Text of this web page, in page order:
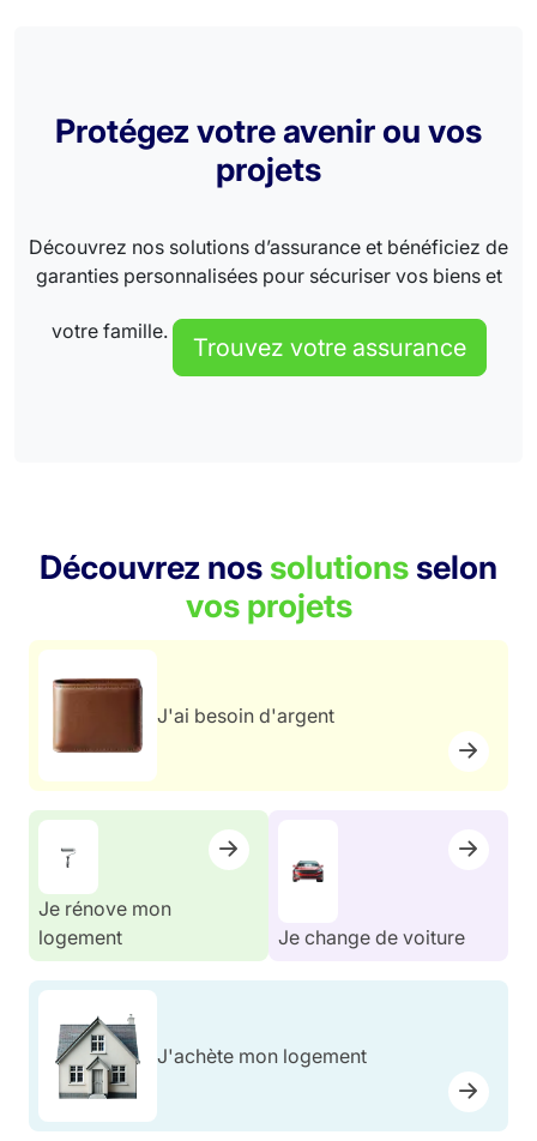
Protégez votre avenir ou vos
projets
Découvrez nos solutions d’assurance et bénéficiez de
garanties personnalisées pour sécuriser vos biens et
votre famille.
Trouvez votre assurance
Découvrez nos solutions selon
vos projets
J'ai besoin d'argent
Je rénove mon
logement
Je change de voiture
J'achète mon logement